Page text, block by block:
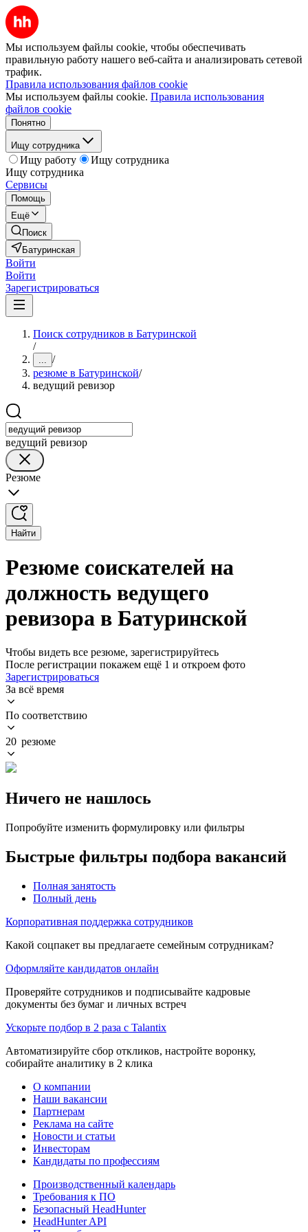
Мы используем файлы cookie, чтобы обеспечивать
правильную работу нашего веб-сайта и анализировать сетевой
трафик.
Правила использования файлов cookie
Мы используем файлы cookie. Правила использования
файлов cookie
Понятно
Ищу сотрудника
Ищу работу
Ищу сотрудника
Ищу сотрудника
Сервисы
Помощь
Ещё
Поиск
Батуринская
Войти
Войти
Зарегистрироваться
Поиск сотрудников в Батуринской
/
... /
резюме в Батуринской/
ведущий ревизор
ведущий ревизор
Резюме
Найти
Резюме соискателей на
должность ведущего
ревизора в Батуринской
Чтобы видеть все резюме, зарегистрируйтесь
После регистрации покажем ещё 1 и откроем фото
Зарегистрироваться
За всё время
По соответствию
20 резюме
Ничего не нашлось
Попробуйте изменить формулировку или фильтры
Быстрые фильтры подбора вакансий
Полная занятость
Полный день
Корпоративная поддержка сотрудников
Какой соцпакет вы предлагаете семейным сотрудникам?
Оформляйте кандидатов онлайн
Проверяйте сотрудников и подписывайте кадровые
документы без бумаг и личных встреч
Ускорьте подбор в 2 раза с Talantix
Автоматизируйте сбор откликов, настройте воронку,
собирайте аналитику в 2 клика
О компании
Наши вакансии
Партнерам
Реклама на сайте
Новости и статьи
Инвесторам
Кандидаты по профессиям
Производственный календарь
Требования к ПО
Безопасный HeadHunter
HeadHunter API